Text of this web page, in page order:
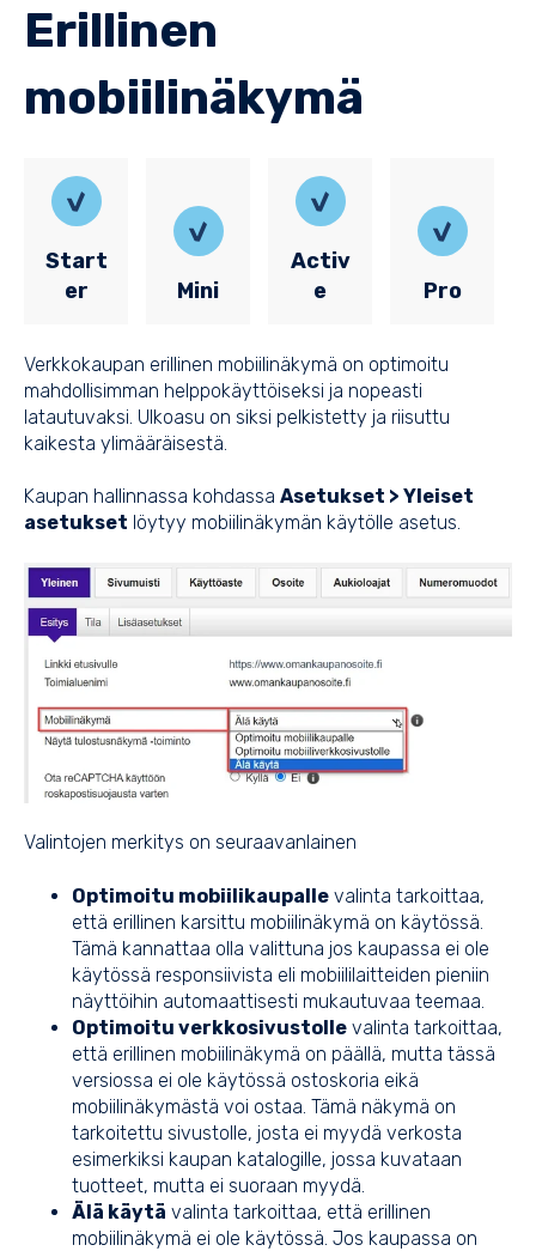
Erillinen
mobiilinäkymä
Start
er
Mini
Activ
e
Pro
Verkkokaupan erillinen mobiilinäkymä on optimoitu
mahdollisimman helppokäyttöiseksi ja nopeasti
latautuvaksi. Ulkoasu on siksi pelkistetty ja riisuttu
kaikesta ylimääräisestä.
Kaupan hallinnassa kohdassa Asetukset > Yleiset
asetukset löytyy mobiilinäkymän käytölle asetus.
Valintojen merkitys on seuraavanlainen
Optimoitu mobiilikaupalle valinta tarkoittaa,
että erillinen karsittu mobiilinäkymä on käytössä.
Tämä kannattaa olla valittuna jos kaupassa ei ole
käytössä responsiivista eli mobiililaitteiden pieniin
näyttöihin automaattisesti mukautuvaa teemaa.
Optimoitu verkkosivustolle valinta tarkoittaa,
että erillinen mobiilinäkymä on päällä, mutta tässä
versiossa ei ole käytössä ostoskoria eikä
mobiilinäkymästä voi ostaa. Tämä näkymä on
tarkoitettu sivustolle, josta ei myydä verkosta
esimerkiksi kaupan katalogille, jossa kuvataan
tuotteet, mutta ei suoraan myydä.
Älä käytä valinta tarkoittaa, että erillinen
mobiilinäkymä ei ole käytössä. Jos kaupassa on